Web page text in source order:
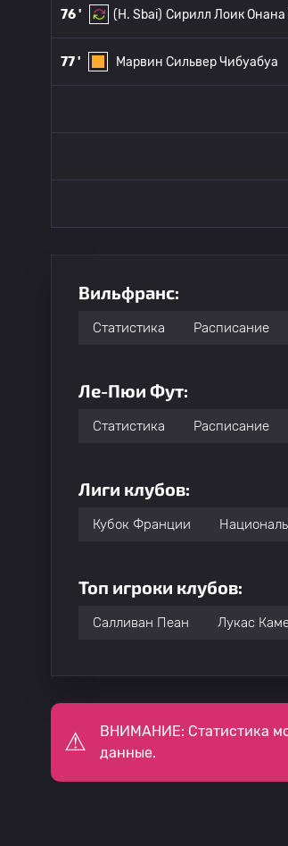
76 ' (H. Sbai) Сирилл Лоик Онана
77 ' Марвин Сильвер Чибуабуа
Вильфранс:
Статистика Расписание
Ле-Пюи Фут:
Статистика Расписание
Лиги клубов:
Кубок Франции
Топ игроки клубов:
Салливан Пеан Лукас
ВНИМАНИЕ: Статистика
данные.